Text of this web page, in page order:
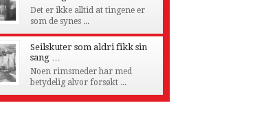
Det er ikke alltid at tingene er
som de synes ...
Seilskuter som aldri fikk sin
sang …
Noen rimsmeder har med
betydelig alvor forsøkt ...